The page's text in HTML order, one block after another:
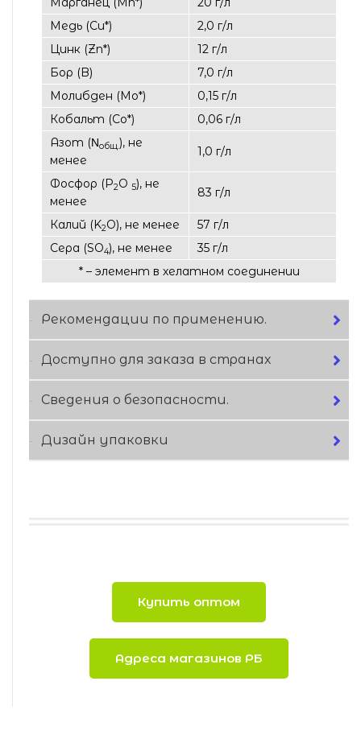
Медь (Cu*)
2,0 г/л
Цинк (Zn*)
12 г/л
Бор (B)
7,0 г/л
Молибден (Мo*)
0,15 г/л
Кобальт (Co*)
0,06 г/л
Азот (Νобщ.), не
менее
1,0 г/л
Фосфор (P2O 5), не
менее
83 г/л
Калий (K2O), не менее
57 г/л
Сера (SO4), не менее
35 г/л
* – элемент в хелатном соединении
Рекомендации по применению.
Доступно для заказа в странах
Сведения о безопасности.
Дизайн упаковки
Купить оптом
Адреса магазинов РБ